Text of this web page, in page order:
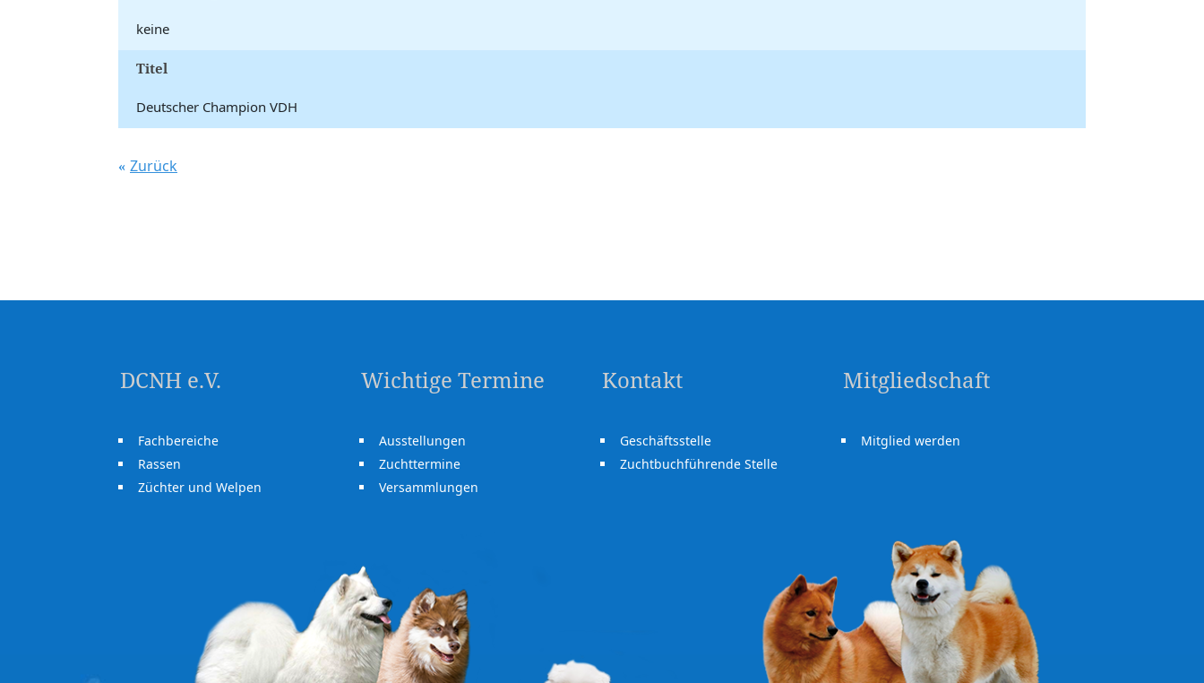
keine
Titel
Deutscher Champion VDH
Zurück
DCNH e.V.
Fachbereiche
Rassen
Züchter und Welpen
Wichtige Termine
Ausstellungen
Zuchttermine
Versammlungen
Kontakt
Geschäftsstelle
Zuchtbuchführende Stelle
Mitgliedschaft
Mitglied werden